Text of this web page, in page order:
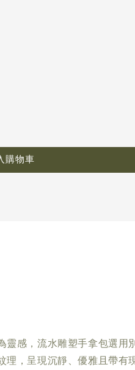
購物車
靈感，流水雕塑手拿包選用
理，呈現沉靜、優雅且帶有